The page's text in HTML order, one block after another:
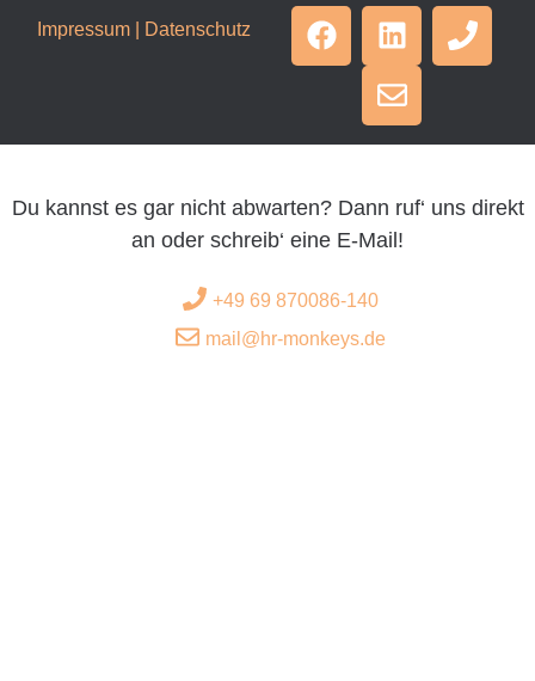
Impressum| Datenschutz
Du kannst es gar nicht abwarten? Dann ruf‘ uns direkt
an oder schreib‘ eine E-Mail!
+49 69 870086-140
mail@hr-monkeys.de